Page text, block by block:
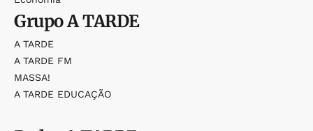
GrupoA TARDE
A TARDE
A TARDE FM
MASSA!
A TARDE EDUCAÇÃO